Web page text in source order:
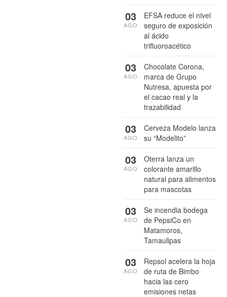
EFSA reduce el nivel
seguro de exposición
al ácido
trifluoroacético
03
AGO
Chocolate Corona,
marca de Grupo
Nutresa, apuesta por
el cacao real y la
trazabilidad
03
AGO
Cerveza Modelo lanza
su “Modelito”
03
AGO
Oterra lanza un
colorante amarillo
natural para alimentos
para mascotas
03
AGO
Se incendia bodega
de PepsiCo en
Matamoros,
Tamaulipas
03
AGO
Repsol acelera la hoja
de ruta de Bimbo
hacia las cero
emisiones netas
03
AGO